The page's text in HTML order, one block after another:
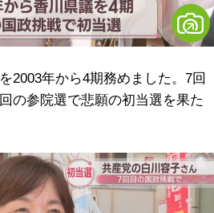
2003年から4期務めました。7回
の参院選で悲願の初当選を果た